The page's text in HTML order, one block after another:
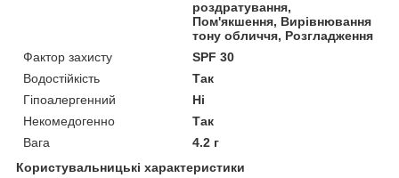
роздратування,
Пом'якшення, Вирівнювання
тону обличчя, Розгладження
Фактор захисту
SPF 30
Водостійкість
Так
Гіпоалергенний
Ні
Некомедогенно
Так
Вага
4.2 г
Користувальницькі характеристики